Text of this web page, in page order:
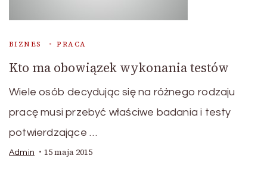
BIZNES PRACA
Kto ma obowiązek wykonania testów
Wiele osób decydując się na różnego rodzaju
pracę musi przebyć właściwe badania i testy
potwierdzające …
Admin 15 maja 2015